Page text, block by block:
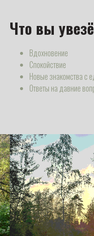
Что вы
Вдохновение
Спокойствие
Новые знакомства с
Ответы на давние